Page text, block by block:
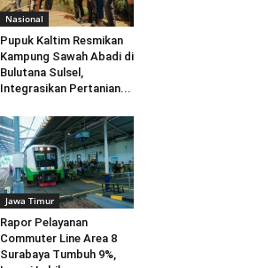
Nasional
Pupuk Kaltim Resmikan
Kampung Sawah Abadi di
Bulutana Sulsel,
Integrasikan Pertanian...
Jawa Timur
Rapor Pelayanan
Commuter Line Area 8
Surabaya Tumbuh 9%,